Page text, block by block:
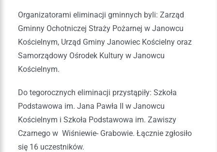
Organizatorami eliminacji gminnych byli: Zarząd
Gminny Ochotniczej Straży Pożarnej w Janowcu
Kościelnym, Urząd Gminy Janowiec Kościelny oraz
Samorządowy Ośrodek Kultury w Janowcu
Kościelnym.
Do tegorocznych eliminacji przystąpiły: Szkoła
Podstawowa im. Jana Pawła II w Janowcu
Kościelnym i Szkoła Podstawowa im. Zawiszy
Czarnego w Wiśniewie- Grabowie. Łącznie zgłosiło
się 16 uczestników.